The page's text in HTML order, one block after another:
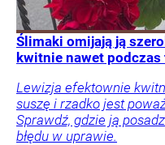
Ślimaki omijają ją
kwitnie nawet podczas
Lewizja efektownie
suszę i rzadko jest
Sprawdź, gdzie ją
błędu w uprawie.